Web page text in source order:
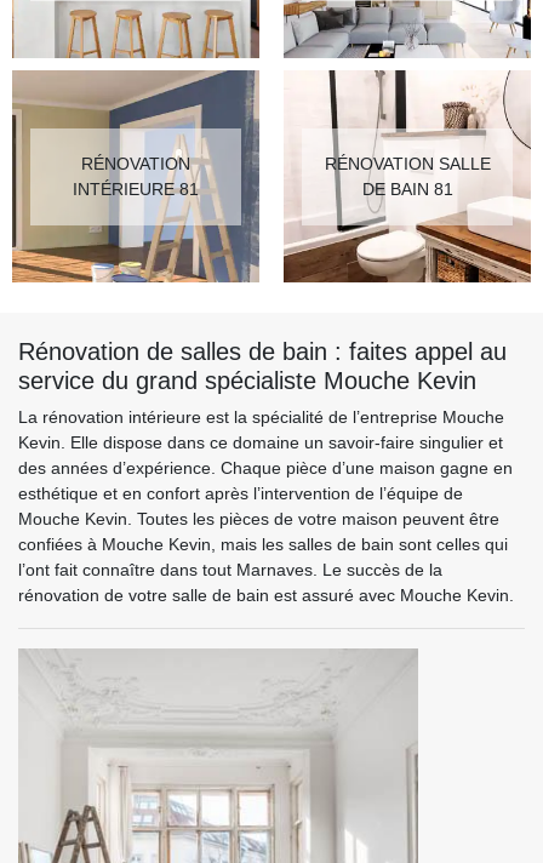
RÉNOVATION
INTÉRIEURE 81
RÉNOVATION SALLE
DE BAIN 81
Rénovation de salles de bain : faites appel au
service du grand spécialiste Mouche Kevin
La rénovation intérieure est la spécialité de l’entreprise Mouche
Kevin. Elle dispose dans ce domaine un savoir-faire singulier et
des années d’expérience. Chaque pièce d’une maison gagne en
esthétique et en confort après l’intervention de l’équipe de
Mouche Kevin. Toutes les pièces de votre maison peuvent être
confiées à Mouche Kevin, mais les salles de bain sont celles qui
l’ont fait connaître dans tout Marnaves. Le succès de la
rénovation de votre salle de bain est assuré avec Mouche Kevin.